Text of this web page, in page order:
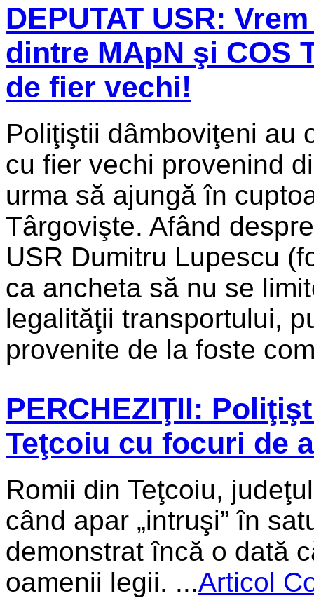
DEPUTAT USR:
dintre MApN şi COS
de fier vechi!
Poliţiştii dâmboviţeni au
cu fier vechi provenind
urma să ajungă în
Târgovişte. Afând
USR Dumitru Lupescu
ca ancheta să nu se
legalităţii transportului,
provenite de la foste
PERCHEZIŢII:
Teţcoiu cu focuri de
Romii din Teţcoiu,
când apar „intruşi” în
demonstrat încă o dată
oamenii legii. ...Articol